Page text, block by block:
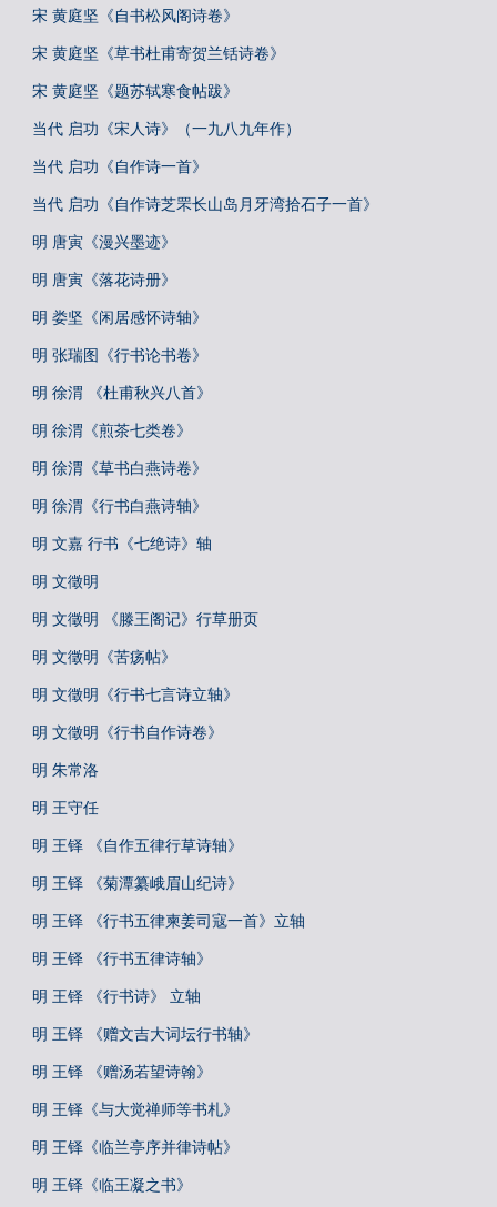
宋 黄庭坚《自书松风阁诗卷》
宋 黄庭坚《草书杜甫寄贺兰铦诗卷》
宋 黄庭坚《题苏轼寒食帖跋》
当代 启功《宋人诗》（一九八九年作）
当代 启功《自作诗一首》
当代 启功《自作诗芝罘长山岛月牙湾拾石子一首》
明 唐寅《漫兴墨迹》
明 唐寅《落花诗册》
明 娄坚《闲居感怀诗轴》
明 张瑞图《行书论书卷》
明 徐渭 《杜甫秋兴八首》
明 徐渭《煎茶七类卷》
明 徐渭《草书白燕诗卷》
明 徐渭《行书白燕诗轴》
明 文嘉 行书《七绝诗》轴
明 文徵明
明 文徵明 《滕王阁记》行草册页
明 文徵明《苦疡帖》
明 文徵明《行书七言诗立轴》
明 文徵明《行书自作诗卷》
明 朱常洛
明 王守任
明 王铎 《自作五律行草诗轴》
明 王铎 《菊潭纂峨眉山纪诗》
明 王铎 《行书五律柬姜司寇一首》立轴
明 王铎 《行书五律诗轴》
明 王铎 《行书诗》 立轴
明 王铎 《赠文吉大词坛行书轴》
明 王铎 《赠汤若望诗翰》
明 王铎《与大觉禅师等书札》
明 王铎《临兰亭序并律诗帖》
明 王铎《临王凝之书》